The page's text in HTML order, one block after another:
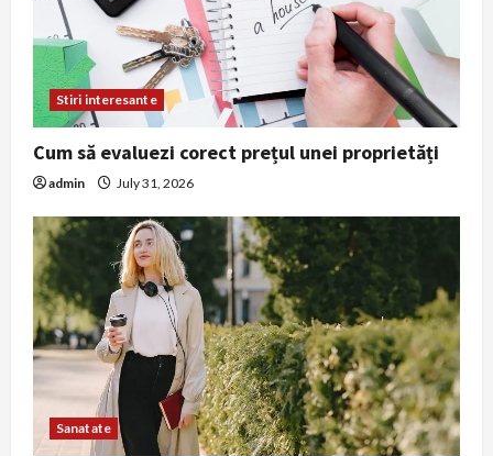
Stiri interesante
Cum să evaluezi corect prețul unei proprietăți
admin July 31, 2026
Sanatate